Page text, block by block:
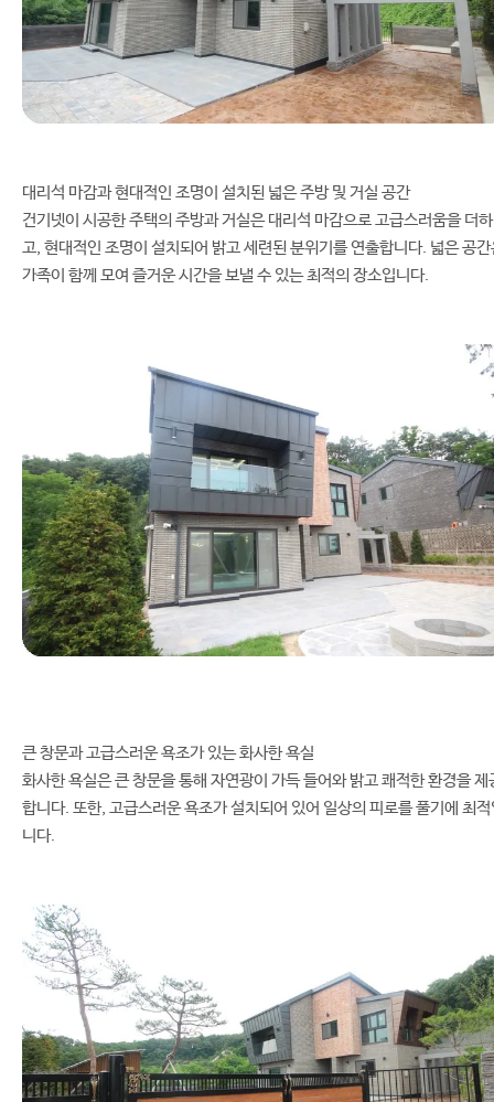
대리석 마감과 현대적인 조명이 설치된 넓은 주방 및 거실 공간
건기넷이 시공한 주택의 주방과 거실은 대리석 마감으로 고급스러움을 더하
고, 현대적인 조명이 설치되어 밝고 세련된 분위기를 연출합니다. 넓은 공간
가족이 함께 모여 즐거운 시간을 보낼 수 있는 최적의 장소입니다.
큰 창문과 고급스러운 욕조가 있는 화사한 욕실
화사한 욕실은 큰 창문을 통해 자연광이 가득 들어와 밝고 쾌적한 환경을 제
합니다. 또한, 고급스러운 욕조가 설치되어 있어 일상의 피로를 풀기에 최적
니다.